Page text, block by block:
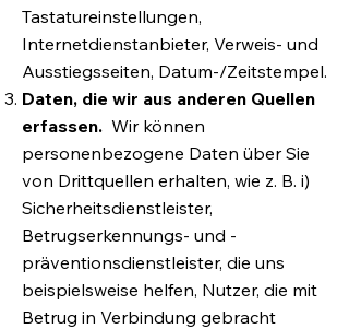
Tastatureinstellungen,
Internetdienstanbieter, Verweis- und
Ausstiegsseiten, Datum-/Zeitstempel.
Daten, die wir aus anderen Quellen
erfassen. Wir können
personenbezogene Daten über Sie
von Drittquellen erhalten, wie z. B. i)
Sicherheitsdienstleister,
Betrugserkennungs- und -
präventionsdienstleister, die uns
beispielsweise helfen, Nutzer, die mit
Betrug in Verbindung gebracht